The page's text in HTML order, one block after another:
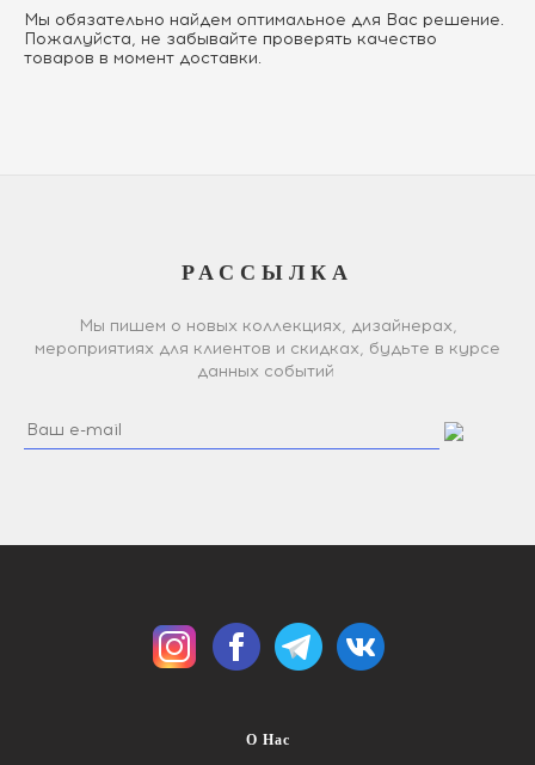
Мы обязательно найдем оптимальное для Вас решение.
Пожалуйста, не забывайте проверять качество
товаров в момент доставки.
РАССЫЛКА
Мы пишем о новых коллекциях, дизайнерах,
мероприятиях для клиентов и скидках, будьте в курсе
данных событий
О Нас